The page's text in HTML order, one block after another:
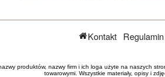
Kontakt
produktów, nazwy firm i ich loga użyte na naszych
towarowymi. Wszystkie materiały, opisy i